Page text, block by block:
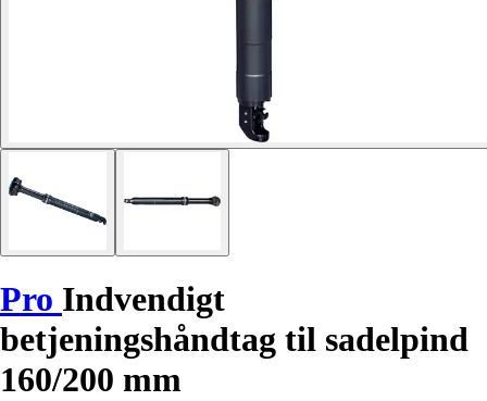
Pro Indvendigt
betjeningshåndtag til sadelpind
160/200 mm